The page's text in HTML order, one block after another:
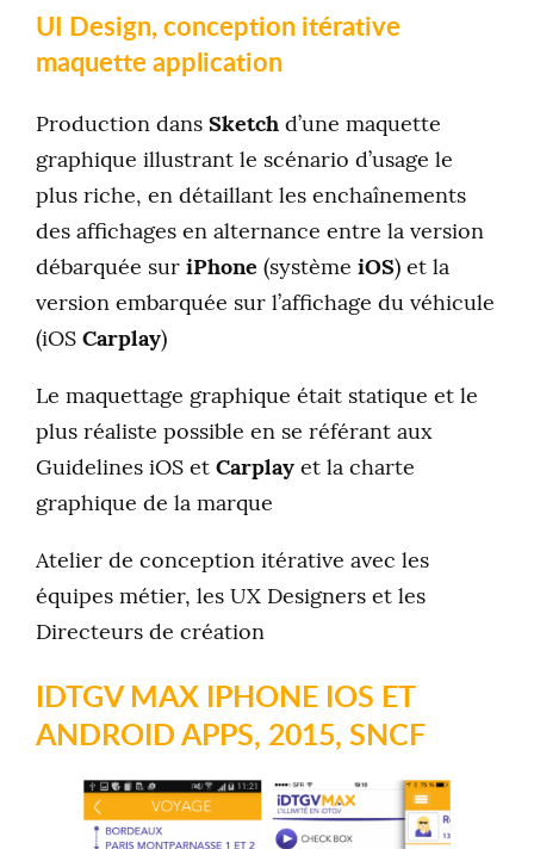
UI Design, conception itérative
maquette application
Production dansSketch d’une maquette
graphique illustrant le scénario d’usage le
plus riche, en détaillant les enchaînements
des affichages en alternance entre la version
débarquée suriPhone (systèmeiOS) et la
version embarquée sur l’affichage du véhicule
(iOSCarplay)
Le maquettage graphique était statique et le
plus réaliste possible en se référant aux
Guidelines iOS etCarplay et la charte
graphique de la marque
Atelier de conception itérative avec les
équipes métier, les UX Designers et les
Directeurs de création
IDTGV MAX IPHONE IOS ET
ANDROID APPS, 2015, SNCF